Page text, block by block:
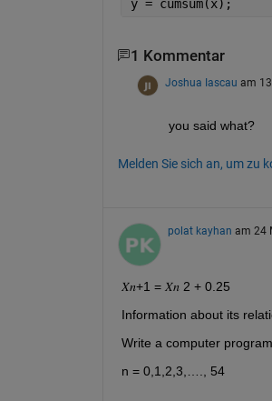
y = cumsum(x);
1 Kommentar
Joshua Iascau am
you said what?
Melden Sie sich an, um zu
polat kayhan am 24
𝑋𝑛+1 = 𝑋𝑛 2 + 0.25
Information about its
Write a computer
n = 0,1,2,3,…., 54